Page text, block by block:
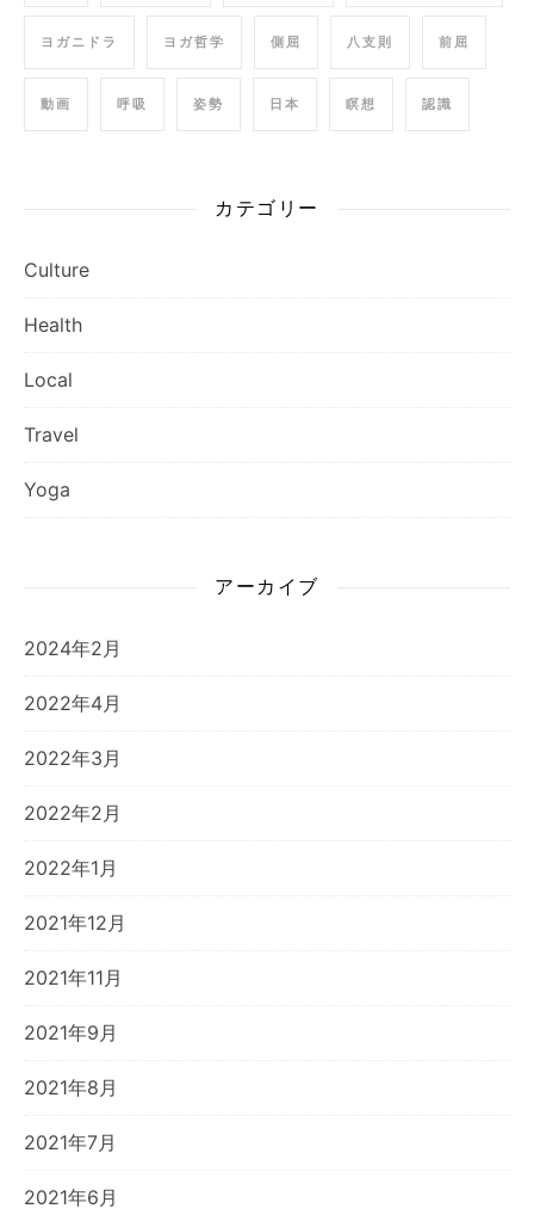
ヨガニドラ ヨガ哲学 側屈 八支則 前屈
動画 呼吸 姿勢 日本 瞑想 認識
カテゴリー
Culture
Health
Local
Travel
Yoga
アーカイブ
2024年2月
2022年4月
2022年3月
2022年2月
2022年1月
2021年12月
2021年11月
2021年9月
2021年8月
2021年7月
2021年6月